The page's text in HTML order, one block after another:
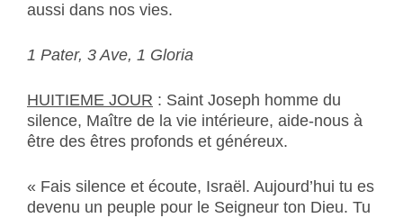
aussi dans nos vies.
1 Pater, 3 Ave, 1 Gloria
HUITIEME JOUR : Saint Joseph homme du
silence, Maître de la vie intérieure, aide-nous à
être des êtres profonds et généreux.
« Fais silence et écoute, Israël. Aujourd’hui tu es
devenu un peuple pour le Seigneur ton Dieu. Tu